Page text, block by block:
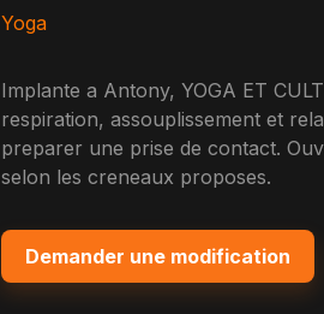
Yoga
Implante a Antony, YOGA ET
respiration, assouplissement et
preparer une prise de contact.
selon les creneaux proposes.
Demander une modification